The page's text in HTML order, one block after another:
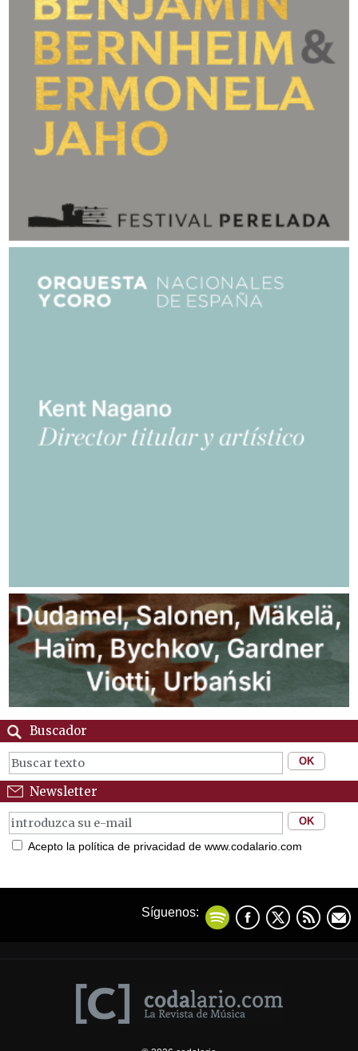
Buscador
Newsletter
Acepto la política de privacidad de www.codalario.com
Síguenos: